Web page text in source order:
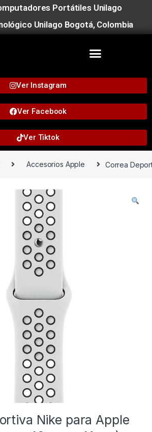
Portátiles Unilago
Unilago Bogotá, Colombia
Ver Instagram
Ver Facebook
Ver Tiktok
Accesorios Apple Correa
Nike para Apple